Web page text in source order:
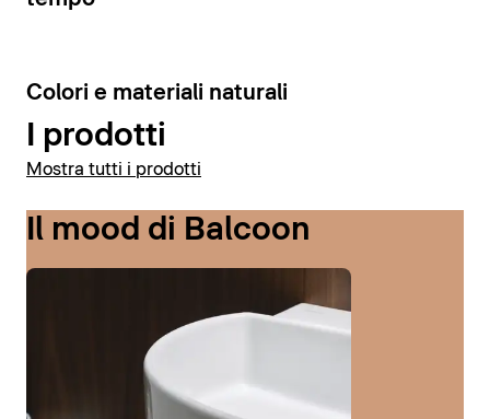
6
Colori e materiali naturali
I prodotti
Mostra tutti i prodotti
Il mood di Balcoon